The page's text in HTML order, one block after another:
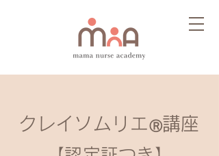
クレイソムリエ Ⓡ講座